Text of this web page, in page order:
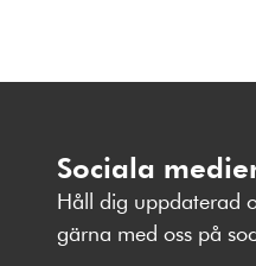
Sociala
Håll dig uppdaterad
gärna med oss på